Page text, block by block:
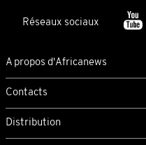
Réseaux sociaux
A propos d'Africanews
Contacts
Distribution